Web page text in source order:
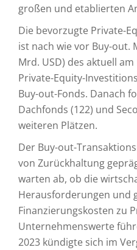
großen und etablierten
Die bevorzugte Private-
ist nach wie vor Buy-out.
Mrd. USD) des aktuell
Private-Equity-
Buy-out-Fonds. Danach
Dachfonds (122) und
weiteren Plätzen.
Der Buy-out-
von Zurückhaltung
warten ab, ob die
Herausforderungen und
Finanzierungskosten zu
Unternehmenswerte
2023 kündigte sich im